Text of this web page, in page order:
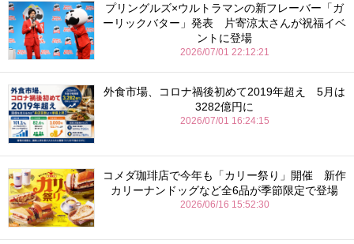
プリングルズ×ウルトラマンの新フレーバー「ガ
ーリックバター」発表 片寄涼太さんが祝福イベ
ントに登場
2026/07/01 22:12:21
外食市場、コロナ禍後初めて2019年超え 5月は
3282億円に
2026/07/01 16:24:15
コメダ珈琲店で今年も「カリー祭り」開催 新作
カリーナンドッグなど全6品が季節限定で登場
2026/06/16 15:52:30